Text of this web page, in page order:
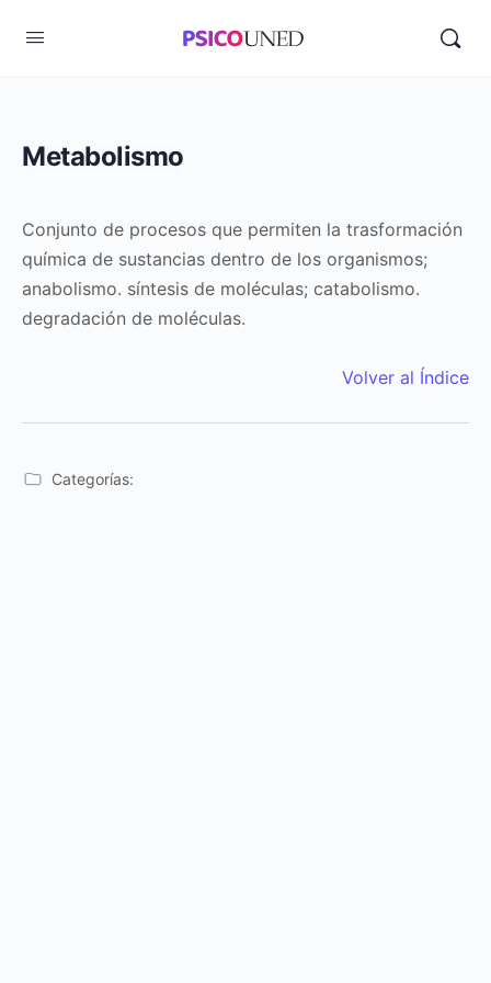
Metabolismo
Conjunto de procesos que permiten la trasformación
química de sustancias dentro de los organismos;
anabolismo. síntesis de moléculas; catabolismo.
degradación de moléculas.
Volver al Índice
Categorías: